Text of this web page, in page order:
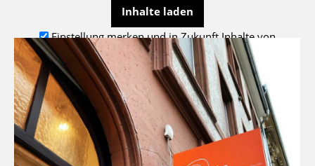
Inhalte laden
Einstellung merken und in Zukunft Inhalte von
Google Mapsautomatisch laden und diese Seite neu
laden.
Die Seite versucht ein externes Script zu
laden.Dies funktioniert eventuell nur, wenn Sie
automatisches Laden zulassen und diese Seite
neu laden